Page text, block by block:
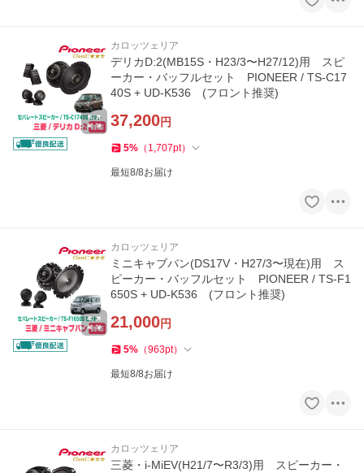
カロッツェリア
デリカD:2(MB15S・H23/3〜H27/12)用 スピ
ーカー・バッフルセット PIONEER / TS-C17
40S + UD-K536 (フロント推奨)
37,200円
5% （ 1,707pt）
最短8/8お届け
カロッツェリア
ミニキャブバン(DS17V・H27/3〜現在)用 ス
ピーカー・バッフルセット PIONEER / TS-F1
650S + UD-K536 (フロント推奨)
21,000円
5% （963pt）
最短8/8お届け
カロッツェリア
三菱・i-MiEV(H21/7〜R3/3)用 スピーカー・